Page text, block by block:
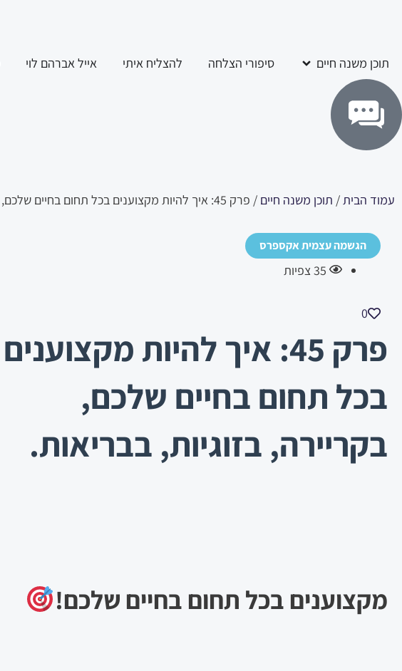
תוכן משנה חיים פתח תוכן משנה חיים
סיפורי הצלחה להצליח איתי אייל אברהם לוי
עמוד הבית/ תוכן משנה חיים / פרק 45: איך להיות מקצוענים בכל תחום בחיים שלכם, בקריירה, בזוגיות, בבריאות.
הגשמה עצמית אקספרס
35צפיות
0
פרק 45: איך להיות מקצוענים
בכל תחום בחיים שלכם,
בקריירה, בזוגיות, בבריאות.
מקצוענים בכל תחום בחיים שלכם!